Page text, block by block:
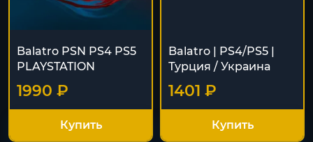
Balatro PSN PS4 PS5
PLAYSTATION
1990 ₽
Купить
Balatro | PS4/PS5 |
Турция / Украина
1401 ₽
Купить